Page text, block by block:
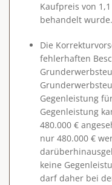
Kaufpreis von
behandelt wurde.
Die
fehlerhaften
Gegenleistung
Gegenleistung
480.000 €
nur 480.000 €
keine
darf daher bei